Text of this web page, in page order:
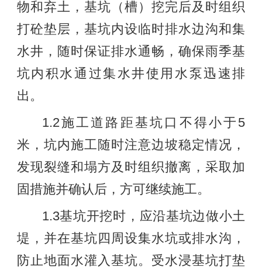
物和弃土，基坑（槽）挖完后及时组织
打砼垫层，基坑内设临时排水边沟和集
水井，随时保证排水通畅，确保雨季基
坑内积水通过集水井使用水泵迅速排
出。
1.2施工道路距基坑口不得小于5
米，坑内施工随时注意边坡稳定情况，
发现裂缝和塌方及时组织撤离，采取加
固措施并确认后，方可继续施工。
1.3基坑开挖时，应沿基坑边做小土
堤，并在基坑四周设集水坑或排水沟，
防止地面水灌入基坑。受水浸基坑打垫